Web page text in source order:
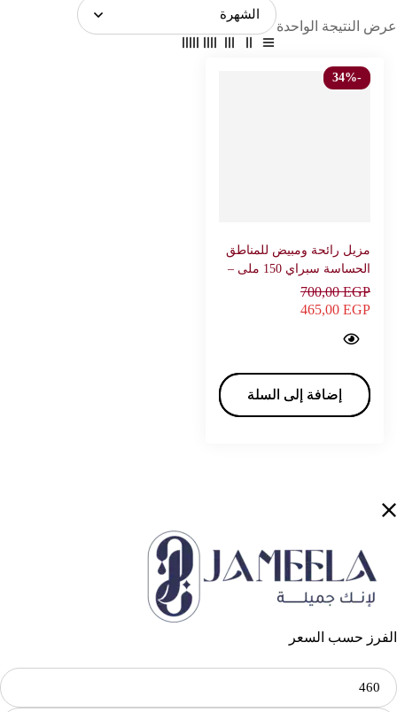
الفرز حسب السعر
عرض النتيجة الواحدة
-34%
مزيل رائحة ومبيض للمناطق
الحساسة سبراي 150 ملى –
بيزلين700,00EGP
465,00 EGP
إضافة إلى السلة
Sensi fresh sensitive zone deodorant spray 150 ml - BEESLINE…
إضافة إلى السلة